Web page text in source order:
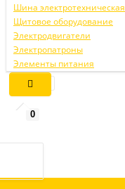
Шина электротехническая
Щитовое оборудование
Электродвигатели
Электропатроны
Элементы питания
0